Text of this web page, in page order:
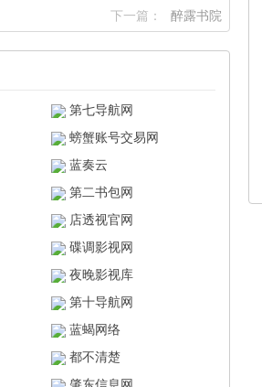
下一篇： 醉露书院
第七导航网
螃蟹账号交易网
蓝奏云
第二书包网
店透视官网
碟调影视网
夜晚影视库
第十导航网
蓝蝎网络
都不清楚